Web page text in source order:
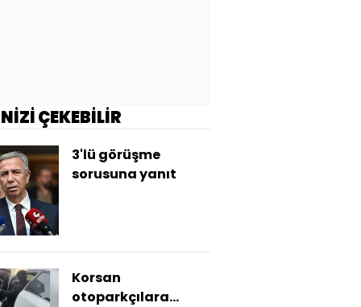
ÇEKEBİLİR
3'lü görüşme
sorusuna yanıt
Korsan
otoparkçılara